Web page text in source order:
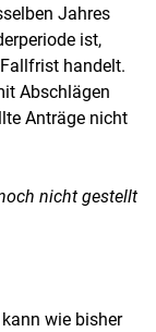
Jahres
ist,
handelt.
Abschlägen
Anträge nicht
nicht gestellt
wie bisher